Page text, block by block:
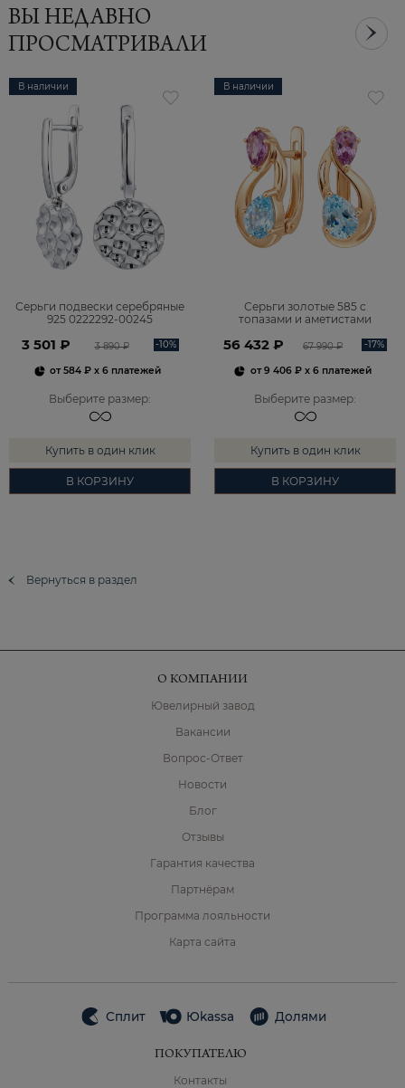
ВЫ НЕДАВНО
ПРОСМАТРИВАЛИ
В наличии
Серьги подвески серебряные
925 0222292-00245
3 501 ₽ 3 890 ₽ -10%
от584 ₽ x 6 платежей
Выберите размер:
Купить в один клик
В КОРЗИНУ
В наличии
Серьги золотые 585 с
топазами и аметистами
56 432 ₽ 67 990 ₽ -17%
от9 406 ₽x 6 платежей
Выберите размер:
Купить в один клик
В КОРЗИНУ
Вернуться в раздел
О КОМПАНИИ
Ювелирный завод
Вакансии
Вопрос-Ответ
Новости
Блог
Отзывы
Гарантия качества
Партнёрам
Программа лояльности
Карта сайта
Сплит Юkassa Долями
ПОКУПАТЕЛЮ
Контакты